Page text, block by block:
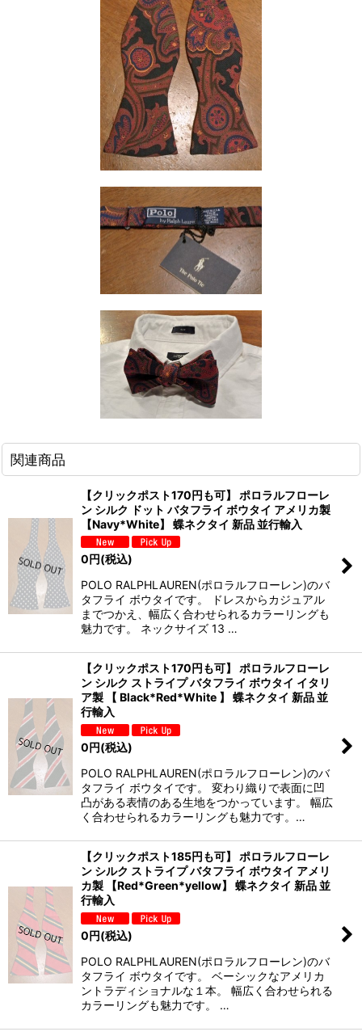
関連商品
【クリックポスト170円も可】 ポロラルフローレ
ン シルク ドット バタフライ ボウタイ アメリカ製
【Navy*White】 蝶ネクタイ 新品 並行輸入
0円(税込)
POLO RALPHLAUREN(ポロラルフローレン)のバ
タフライ ボウタイです。 ドレスからカジュアル
までつかえ、幅広く合わせられるカラーリングも
魅力です。 ネックサイズ 13 …
【クリックポスト170円も可】 ポロラルフローレ
ン シルク ストライプ バタフライ ボウタイ イタリ
ア製 【 Black*Red*White 】 蝶ネクタイ 新品 並
行輸入
0円(税込)
POLO RALPHLAUREN(ポロラルフローレン)のバ
タフライ ボウタイです。 変わり織りで表面に凹
凸がある表情のある生地をつかっています。 幅広
く合わせられるカラーリングも魅力です。…
【クリックポスト185円も可】 ポロラルフローレ
ン シルク ストライプ バタフライ ボウタイ アメリ
カ製 【Red*Green*yellow】 蝶ネクタイ 新品 並
行輸入
0円(税込)
POLO RALPHLAUREN(ポロラルフローレン)のバ
タフライ ボウタイです。 ベーシックなアメリカ
ントラディショナルな１本。 幅広く合わせられる
カラーリングも魅力です。 …